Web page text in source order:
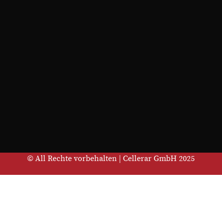
© All Rechte vorbehalten | Cellerar GmbH 2025